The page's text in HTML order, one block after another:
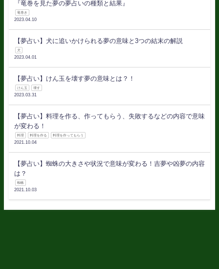
『竜巻を見た夢の夢占いの種類と結果』
竜巻き
2023.04.10
【夢占い】犬に追いかけられる夢の意味と3つの結末の解説
犬
2023.04.01
【夢占い】けん玉を壊す夢の意味とは？！
けん玉 壊す
2023.03.31
【夢占い】料理を作る、作ってもらう、失敗するなどの内容で意味
が変わる！
料理 料理を作る 料理を作ってもらう
2021.10.04
【夢占い】蜘蛛の大きさや状況で意味が変わる！吉夢や凶夢の内容
は？
蜘蛛
2021.10.03